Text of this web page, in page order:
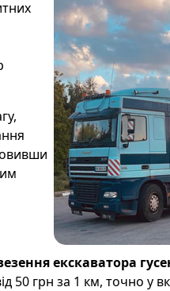
екскаватора
50 грн за 1 км, точно